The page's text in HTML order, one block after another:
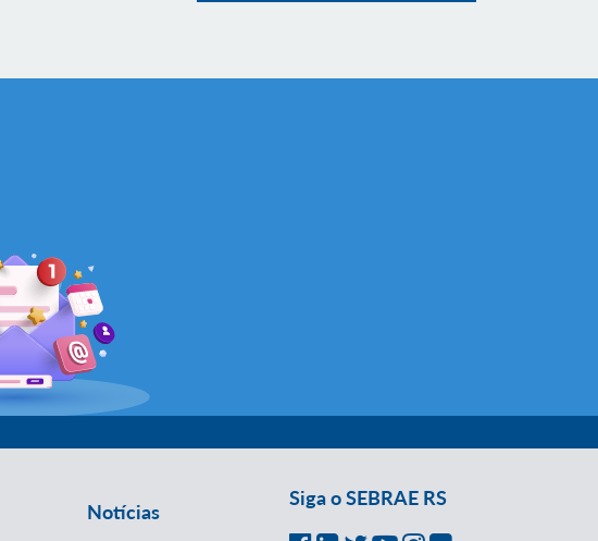
Notícias
Siga o SEBRAE RS